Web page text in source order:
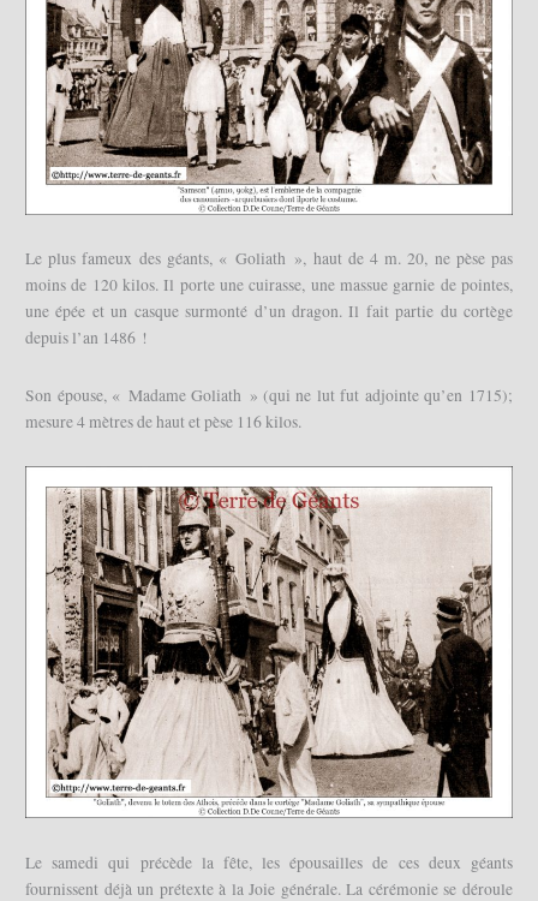
Le plus fameux des géants, « Goliath », haut de 4 m. 20, ne pèse pas
moins de 120 kilos. Il porte une cuirasse, une massue garnie de pointes,
une épée et un casque surmonté d’un dragon. Il fait partie du cortège
depuis l’an 1486 !
Son épouse, « Madame Goliath » (qui ne lut fut adjointe qu’en 1715);
mesure 4 mètres de haut et pèse 116 kilos.
Le samedi qui précède la fête, les épousailles de ces deux géants
fournissent déjà un prétexte à la Joie générale. La cérémonie se déroule